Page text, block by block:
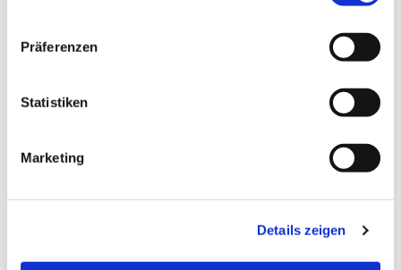
Präferenzen
Statistiken
Marketing
Details zeigen